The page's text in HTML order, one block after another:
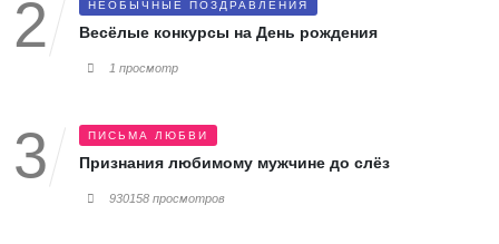
НЕОБЫЧНЫЕ ПОЗДРАВЛЕНИЯ
Весёлые конкурсы на День рождения
1 просмотр
ПИСЬМА ЛЮБВИ
Признания любимому мужчине до слёз
930158 просмотров